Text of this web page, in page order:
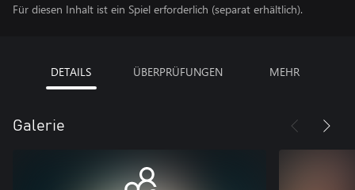
Für diesen Inhalt ist ein Spiel erforderlich (separat erhältlich).
DETAILS ÜBERPRÜFUNGEN MEHR
Galerie